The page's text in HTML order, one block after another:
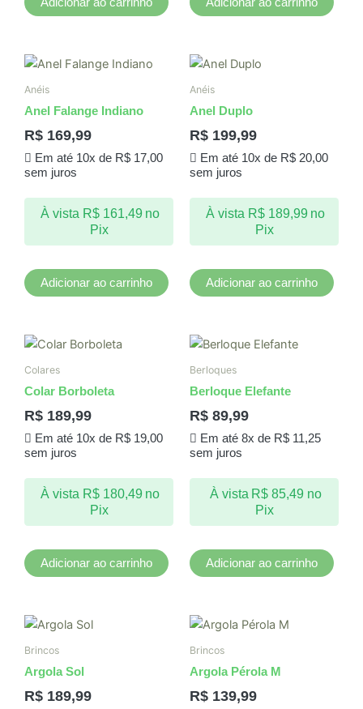
Anéis
Anel Falange Indiano
R$ 169,99
Em até 10x de R$17,00
sem juros
À vista R$161,49 no
Pix
Adicionar ao carrinho
Anéis
Anel Duplo
R$ 199,99
Em até 10x de R$20,00
sem juros
À vista R$189,99 no
Pix
Adicionar ao carrinho
Colares
Colar Borboleta
R$ 189,99
Em até 10x de R$19,00
sem juros
À vista R$180,49 no
Pix
Adicionar ao carrinho
Berloques
Berloque Elefante
R$ 89,99
Em até 8x de R$11,25
sem juros
À vista R$ 85,49 no
Pix
Adicionar ao carrinho
Brincos
Argola Sol
R$ 189,99
Brincos
Argola Pérola M
R$ 139,99